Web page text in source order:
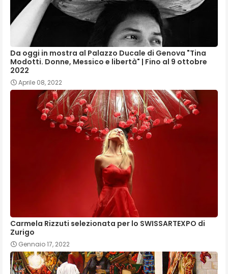
Da oggi in mostra al Palazzo Ducale di Genova "Tina
Modotti. Donne, Messico e libertà" | Fino al 9 ottobre
2022
Aprile 08, 2022
Carmela Rizzuti selezionata per lo SWISSARTEXPO di
Zurigo
Gennaio 17, 2022